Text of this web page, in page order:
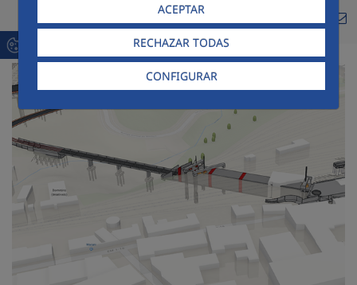
ACEPTAR
RECHAZAR TODAS
CONFIGURAR
Compartir en
Compartir en
Compartir